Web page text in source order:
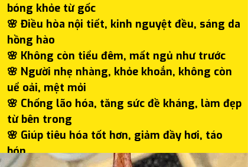
bóng khỏe từ gốc
🌸 Điều hòa nội tiết, kinh nguyệt đều, sáng da
hồng hào
🌸 Không còn tiểu đêm, mất ngủ như trước
🌸 Người nhẹ nhàng, khỏe khoắn, không còn
uể oải, mệt mỏi
🌸 Chống lão hóa, tăng sức đề kháng, làm đẹp
từ bên trong
🌸 Giúp tiêu hóa tốt hơn, giảm đầy hơi, táo
bón